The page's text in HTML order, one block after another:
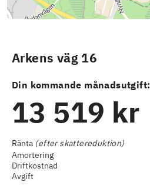
Arkens väg 16
Din kommande månadsutgift:
13 519 kr
Ränta (efter skattereduktion)
Amortering
Driftkostnad
Avgift